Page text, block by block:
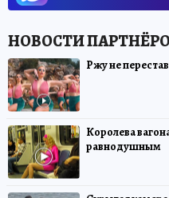
Ржу не
Королева
равнодушным